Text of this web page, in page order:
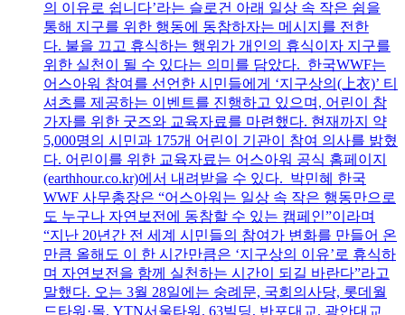
의 이유로 쉽니다’라는 슬로건 아래 일상 속 작은 쉼을
통해 지구를 위한 행동에 동참하자는 메시지를 전한
다. 불을 끄고 휴식하는 행위가 개인의 휴식이자 지구를
위한 실천이 될 수 있다는 의미를 담았다. 한국WWF는
어스아워 참여를 선언한 시민들에게 ‘지구상의(上衣)’ 티
셔츠를 제공하는 이벤트를 진행하고 있으며, 어린이 참
가자를 위한 굿즈와 교육자료를 마련했다. 현재까지 약
5,000명의 시민과 175개 어린이 기관이 참여 의사를 밝혔
다. 어린이를 위한 교육자료는 어스아워 공식 홈페이지
(earthhour.co.kr)에서 내려받을 수 있다. 박민혜 한국
WWF 사무총장은 “어스아워는 일상 속 작은 행동만으로
도 누구나 자연보전에 동참할 수 있는 캠페인”이라며
“지난 20년간 전 세계 시민들의 참여가 변화를 만들어 온
만큼 올해도 이 한 시간만큼은 ‘지구상의 이유’로 휴식하
며 자연보전을 함께 실천하는 시간이 되길 바란다”라고
말했다. 오는 3월 28일에는 숭례문, 국회의사당, 롯데월
드타워·몰, YTN서울타워, 63빌딩, 반포대교, 광안대교